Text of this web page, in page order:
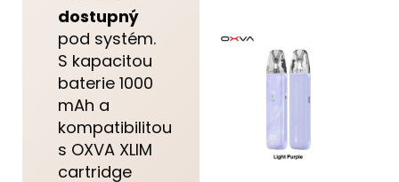
dostupný
pod systém.
S kapacitou
baterie 1000
mAh a
kompatibilitou
s OXVA XLIM
cartridge